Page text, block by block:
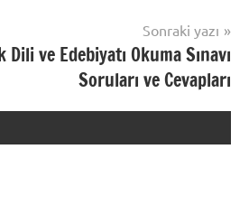
Sonraki yazı
Dili ve Edebiyatı Okuma Sınavı
Soruları ve Cevapları